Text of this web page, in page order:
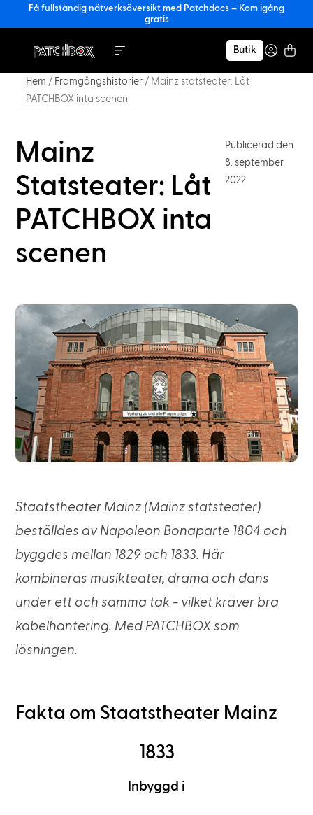
Få fullständig nätverksöversikt med Patchdocs – Kom igång
gratis
Butik
Hem / Framgångshistorier/ Mainz statsteater: Låt
PATCHBOX inta scenen
Mainz
Statsteater: Låt
PATCHBOX inta
scenen
Publicerad den
8. september
2022
Staatstheater Mainz (Mainz statsteater)
beställdes av Napoleon Bonaparte 1804 och
byggdes mellan 1829 och 1833. Här
kombineras musikteater, drama och dans
under ett och samma tak - vilket kräver bra
kabelhantering. Med PATCHBOX som
lösningen.
Fakta om Staatstheater Mainz
1833
Inbyggd i